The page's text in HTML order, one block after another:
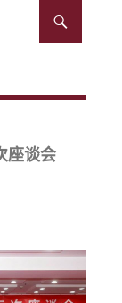
座谈会